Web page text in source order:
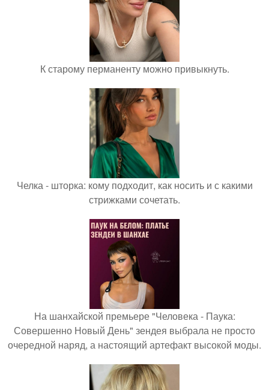
К старому перманенту можно привыкнуть.
Челка - шторка: кому подходит, как носить и с какими
стрижками сочетать.
На шанхайской премьере "Человека - Паука:
Совершенно Новый День" зендея выбрала не просто
очередной наряд, а настоящий артефакт высокой моды.